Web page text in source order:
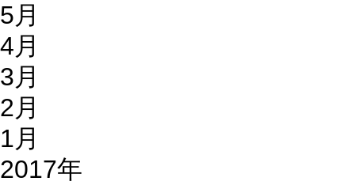
5月
4月
3月
2月
1月
2017年